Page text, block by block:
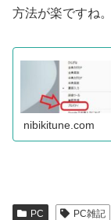
方法が楽ですね。
nibikitune.com
PC PC雑記